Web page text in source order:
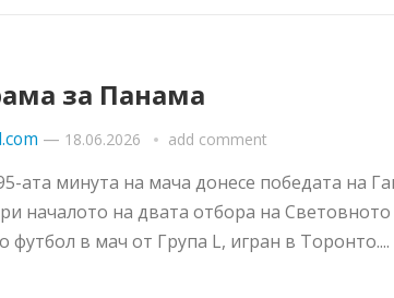
за Панама
— 18.06.2026 add comment
ата минута на мача донесе победата на
началото на двата отбора на Световното
футбол в мач от Група L, игран в Торонто....